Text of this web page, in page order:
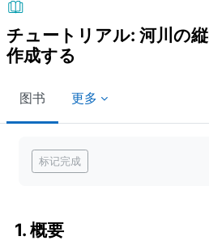
チュートリアル: 河川の
作成する
图书 更多
标记完成
1. 概要